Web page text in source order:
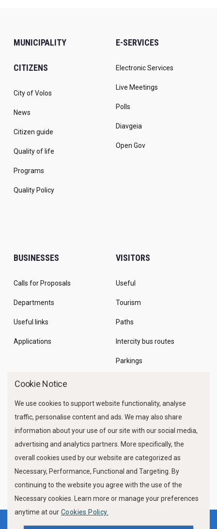
MUNICIPALITY
CITIZENS
City of Volos
News
Citizen guide
Quality of life
Programs
Quality Policy
E-SERVICES
Electronic Services
Live Meetings
Polls
Diavgeia
Open Gov
BUSINESSES
Calls for Proposals
Departments
Useful links
Applications
VISITORS
Useful
Tourism
Paths
Intercity bus routes
Parkings
FOLLOW US
Cookie Notice
We use cookies to support website functionality, analyse
traffic, personalise content and ads. We may also share
information about your use of our site with our social media,
advertising and analytics partners. More specifically, the
overall cookies used by our website are categorized as
Necessary, Performance, Functional and Targeting. By
continuing to the website you agree with the use of the
Necessary cookies. Learn more or manage your preferences
anytime at our Cookies Policy.